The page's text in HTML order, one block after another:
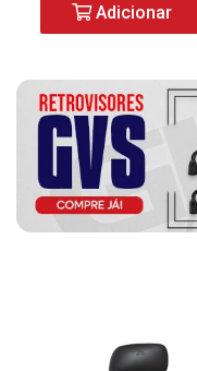
Adicionar